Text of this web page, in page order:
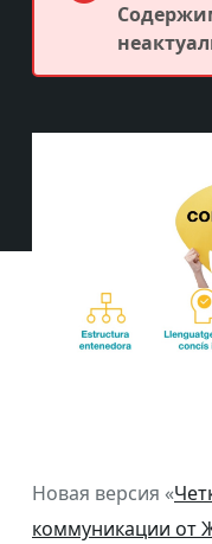
Новая версия «
коммуникации от